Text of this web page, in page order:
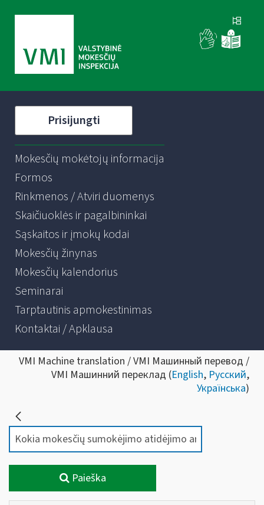
Prisijungti
Mokesčių mokėtojų informacija
Formos
Rinkmenos / Atviri duomenys
Skaičiuoklės ir pagalbininkai
Sąskaitos ir įmokų kodai
Mokesčių žinynas
Mokesčių kalendorius
Seminarai
Tarptautinis apmokestinimas
Kontaktai / Apklausa
VMI Machine translation / VMI Машинный перевод /
VMI Машинний переклад (English, Русский,
Українська)
Paieška